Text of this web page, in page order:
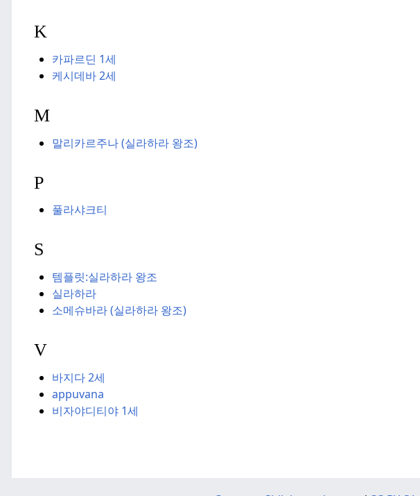
K
카파르딘 1세
케시데바 2세
M
말리카르주나 (실라하라 왕조)
P
풀라샤크티
S
템플릿:실라하라 왕조
실라하라
소메슈바라 (실라하라 왕조)
V
바지다 2세
appuvana
비자야디티야 1세